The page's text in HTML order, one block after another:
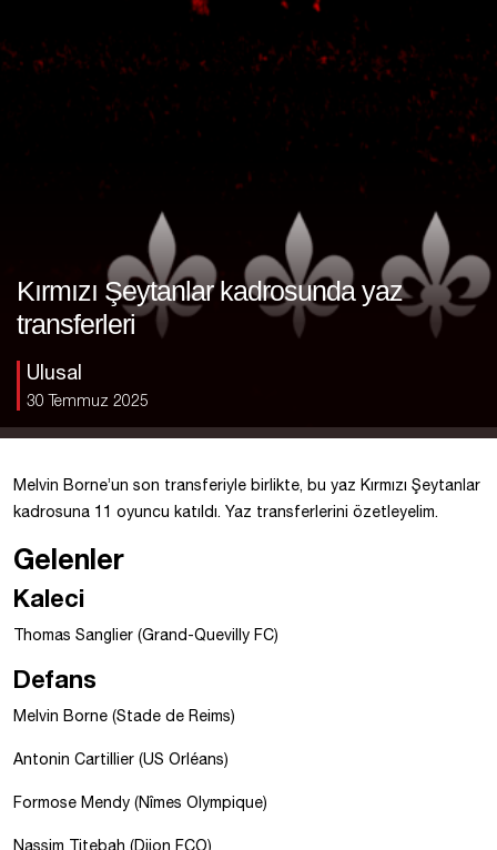
Kırmızı Şeytanlar kadrosunda yaz
transferleri
Ulusal
30 Temmuz 2025
Melvin Borne’un son transferiyle birlikte, bu yaz Kırmızı Şeytanlar
kadrosuna 11 oyuncu katıldı. Yaz transferlerini özetleyelim.
Gelenler
Kaleci
Thomas Sanglier (Grand-Quevilly FC)
Defans
Melvin Borne (Stade de Reims)
Antonin Cartillier (US Orléans)
Formose Mendy (Nîmes Olympique)
Nassim Titebah (Dijon FCO)